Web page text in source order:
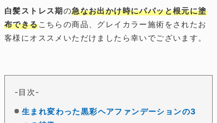
白髪ストレス期の急なお出かけ時にパパッと根元に塗
布できるこちらの商品、グレイカラー施術をされたお
客様にオススメいただけましたら幸いでございます。
目次
生まれ変わった黒彩ヘアファンデーションの3